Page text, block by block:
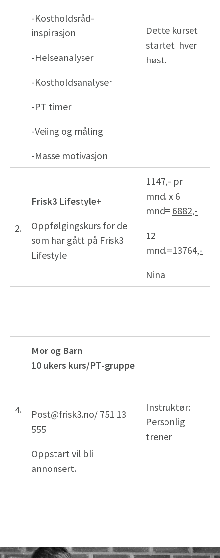
-Kostholdsråd-
inspirasjon
-Helseanalyser
-Kostholdsanalyser
-PT timer
-Veiing og måling
-Masse motivasjon
Dette kurset
startet hver
høst.
2.
Frisk3 Lifestyle+
Oppfølgingskurs for de
som har gått på Frisk3
Lifestyle
1147,- pr
mnd. x 6
mnd= 6882,-
12
mnd.=13764,-
Nina
4.
Mor og Barn
10 ukers kurs/PT-gruppe
Post@frisk3.no/ 751 13
555
Oppstart vil bli
annonsert.
Instruktør:
Personlig
trener